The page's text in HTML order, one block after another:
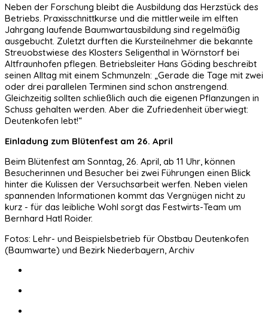
Neben der Forschung bleibt die Ausbildung das Herzstück des
Betriebs. Praxisschnittkurse und die mittlerweile im elften
Jahrgang laufende Baumwartausbildung sind regelmäßig
ausgebucht. Zuletzt durften die Kursteilnehmer die bekannte
Streuobstwiese des Klosters Seligenthal in Wörnstorf bei
Altfraunhofen pflegen. Betriebsleiter Hans Göding beschreibt
seinen Alltag mit einem Schmunzeln: „Gerade die Tage mit zwei
oder drei parallelen Terminen sind schon anstrengend.
Gleichzeitig sollten schließlich auch die eigenen Pflanzungen in
Schuss gehalten werden. Aber die Zufriedenheit überwiegt:
Deutenkofen lebt!“
Einladung zum Blütenfest am 26. April
Beim Blütenfest am Sonntag, 26. April, ab 11 Uhr, können
Besucherinnen und Besucher bei zwei Führungen einen Blick
hinter die Kulissen der Versuchsarbeit werfen. Neben vielen
spannenden Informationen kommt das Vergnügen nicht zu
kurz - für das leibliche Wohl sorgt das Festwirts-Team um
Bernhard Hatl Roider.
Fotos: Lehr- und Beispielsbetrieb für Obstbau Deutenkofen
(Baumwarte) und Bezirk Niederbayern, Archiv